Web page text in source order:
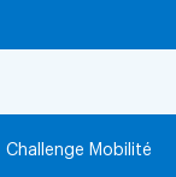
Challenge Mobilité